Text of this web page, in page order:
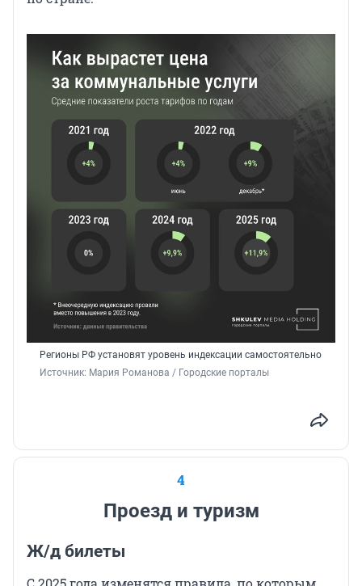
Регионы РФ установят уровень индексации самостоятельно
Источник: Мария Романова / Городские порталы
4
Проезд и туризм
Ж/д билеты